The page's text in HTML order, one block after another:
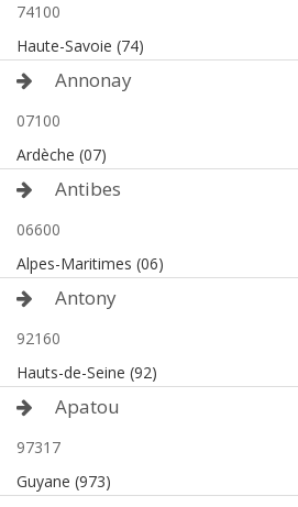
74100
Haute-Savoie (74)
Annonay
07100
Ardèche (07)
Antibes
06600
Alpes-Maritimes (06)
Antony
92160
Hauts-de-Seine (92)
Apatou
97317
Guyane (973)